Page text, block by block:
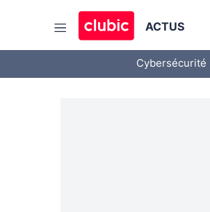
ACTUS
Cybersécurité